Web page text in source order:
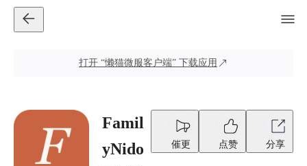
打开 “懒猫微服客户端” 下载应用
Famil
yNido
催更 点赞 分享